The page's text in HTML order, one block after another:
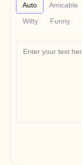
Auto Amicable
Witty
Funny
Pricing
USECASES
Change Management
Sales Enablement
Product Marketing
Customer Success